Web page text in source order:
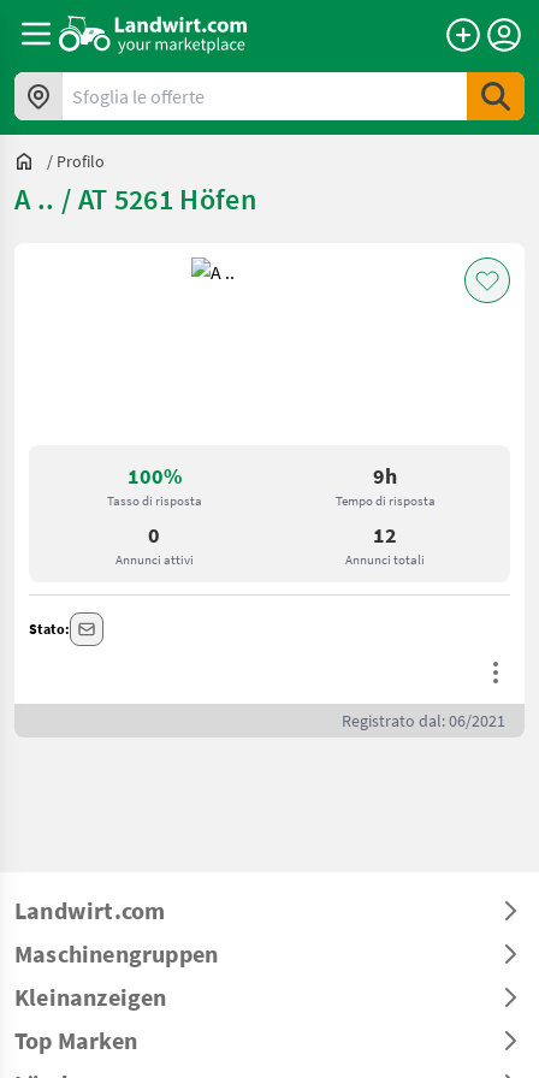
Sfoglia le offerte
/ Profilo
A .. / AT 5261 Höfen
100%
Tasso di risposta
9h
Tempo di risposta
0
Annunci attivi
12
Annunci totali
Stato:
Registrato dal: 06/2021
Landwirt.com
Maschinengruppen
Kleinanzeigen
Top Marken